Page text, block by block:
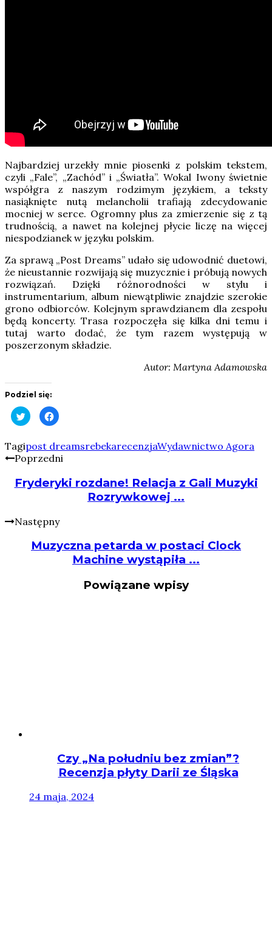
Najbardziej urzekły mnie piosenki z polskim tekstem,
czyli „Fale”, „Zachód” i „Światła”. Wokal Iwony świetnie
współgra z naszym rodzimym językiem, a teksty
nasiąknięte nutą melancholii trafiają zdecydowanie
mocniej w serce. Ogromny plus za zmierzenie się z tą
trudnością, a nawet na kolejnej płycie liczę na więcej
niespodzianek w języku polskim.
Za sprawą „Post Dreams” udało się udowodnić duetowi,
że nieustannie rozwijają się muzycznie i próbują nowych
rozwiązań. Dzięki różnorodności w stylu i
instrumentarium, album niewątpliwie znajdzie szerokie
grono odbiorców. Kolejnym sprawdzianem dla zespołu
będą koncerty. Trasa rozpoczęła się kilka dni temu i
tutaj warto dodać, że tym razem występują w
poszerzonym składzie.
Autor: Martyna Adamowska
Podziel się:
Click
to
share
Twitter
(Opens
in
new
Click
to
Facebook
(Opens
in
new
Tagipost dreamsrebekarecenzjaWydawnictwo Agora
Poprzedni
Fryderyki rozdane! Relacja z Gali Muzyki
Rozrywkowej ...
Następny
Muzyczna petarda w postaci Clock
Machine wystąpiła ...
Powiązane wpisy
Czy „Na południu bez zmian”?
Recenzja płyty Darii ze Śląska
24 maja, 2024